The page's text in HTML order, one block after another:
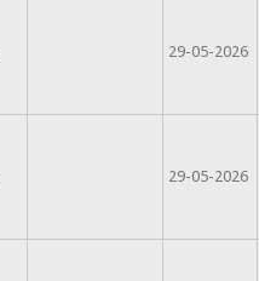
29-05-2026
29-05-2026